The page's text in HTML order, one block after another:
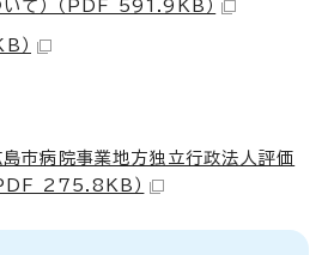
て） （PDF 591.9KB）
）
市病院事業地方独立行政法人評価
275.8KB）